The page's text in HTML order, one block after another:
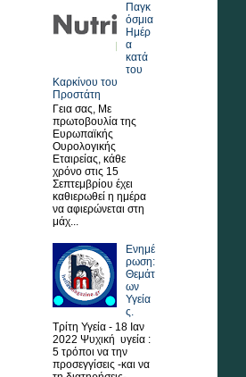
Παγκ
όσμια
Ημέρ
α
κατά
του
Καρκίνου του
Προστάτη
Γεια σας, Με
πρωτοβουλία της
Ευρωπαϊκής
Ουρολογικής
Εταιρείας, κάθε
χρόνο στις 15
Σεπτεμβρίου έχει
καθιερωθεί η ημέρα
να αφιερώνεται στη
μάχ...
Ενημέ
ρωση:
Θεμάτ
ων
Υγεία
ς.
Τρίτη Υγεία - 18 Ιαν
2022 Ψυχική υγεία :
5 τρόποι να την
προσεγγίσεις -και να